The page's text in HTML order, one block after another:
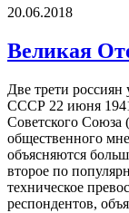
20.06.2018
Великая
Две трети
СССР 22 июня
Советского Союза
общественного
объясняются
второе по
техническое
респондентов,